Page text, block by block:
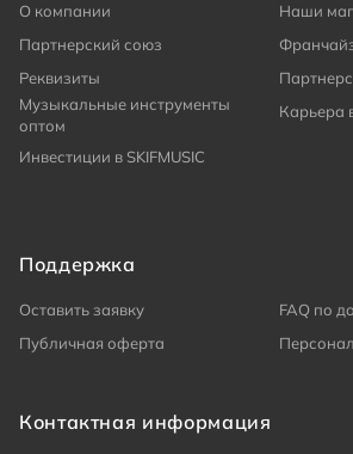
О компании
Наши
Партнерский союз
Реквизиты
Музыкальные инструменты
оптом
Карьера
Инвестиции в SKIFMUSIC
Поддержка
Оставить заявку
FAQ по
Публичная оферта
Контактная информация